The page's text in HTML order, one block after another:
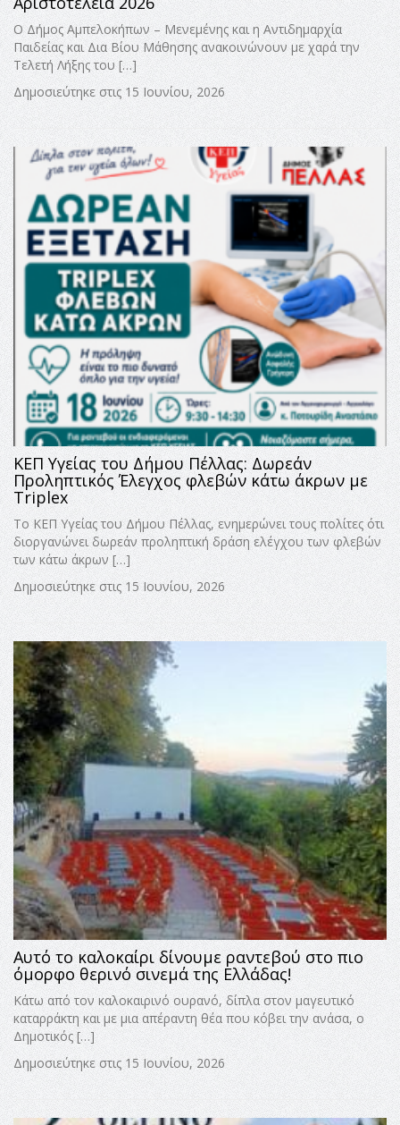
Ο Δήμος Αμπελοκήπων – Μενεμένης και η Αντιδημαρχία
Παιδείας και Δια Βίου Μάθησης ανακοινώνουν με χαρά την
Τελετή Λήξης του […]
Δημοσιεύτηκε στις 15 Ιουνίου, 2026
ΚΕΠ Υγείας του Δήμου Πέλλας: Δωρεάν
Προληπτικός Έλεγχος φλεβών κάτω άκρων με
Triplex
Το ΚΕΠ Υγείας του Δήμου Πέλλας, ενημερώνει τους πολίτες ότι
διοργανώνει δωρεάν προληπτική δράση ελέγχου των φλεβών
των κάτω άκρων […]
Δημοσιεύτηκε στις 15 Ιουνίου, 2026
Αυτό το καλοκαίρι δίνουμε ραντεβού στο πιο
όμορφο θερινό σινεμά της Ελλάδας!
Κάτω από τον καλοκαιρινό ουρανό, δίπλα στον μαγευτικό
καταρράκτη και με μια απέραντη θέα που κόβει την ανάσα, ο
Δημοτικός […]
Δημοσιεύτηκε στις 15 Ιουνίου, 2026